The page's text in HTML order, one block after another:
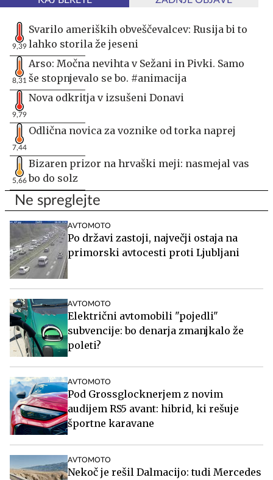
9,39
Svarilo ameriških obveščevalcev: Rusija bi to
lahko storila že jeseni
8,31
Arso: Močna nevihta v Sežani in Pivki. Samo
še stopnjevalo se bo. #animacija
9,79
Nova odkritja v izsušeni Donavi
7,44
Odlična novica za voznike od torka naprej
5,66
Bizaren prizor na hrvaški meji: nasmejal vas
bo do solz
Ne spreglejte
AVTOMOTO
Po državi zastoji, največji ostaja na
primorski avtocesti proti Ljubljani
AVTOMOTO
Električni avtomobili "pojedli"
subvencije: bo denarja zmanjkalo že
poleti?
AVTOMOTO
Pod Grossglocknerjem z novim
audijem RS5 avant: hibrid, ki rešuje
športne karavane
AVTOMOTO
Nekoč je rešil Dalmacijo: tudi Mercedes